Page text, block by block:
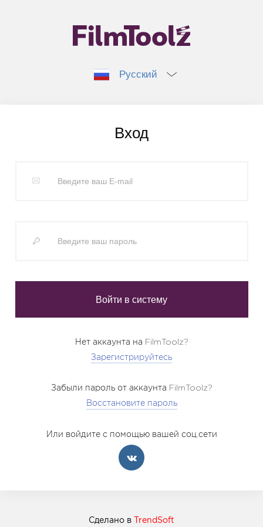
Русский
Вход
Нет аккаунта на FilmToolz?
Зарегистрируйтесь
Забыли пароль от аккаунта FilmToolz?
Восстановите пароль
Или войдите с помощью вашей соц.сети
Сделано в TrendSoft